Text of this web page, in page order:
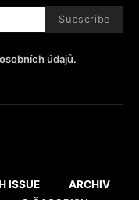
Subscribe
údajů.
ISSUE
ARCHIV